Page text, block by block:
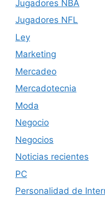
Jugadores NBA
Jugadores NFL
Ley
Marketing
Mercadeo
Mercadotecnia
Moda
Negocio
Negocios
Noticias recientes
PC
Personalidad de